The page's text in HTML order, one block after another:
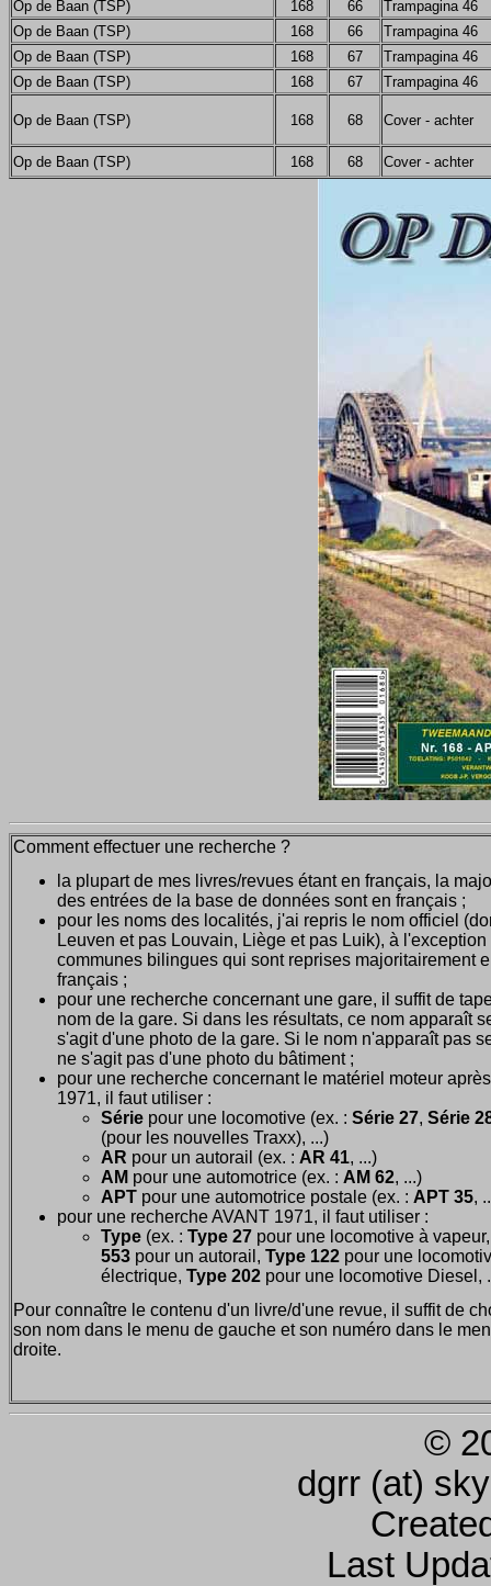
Op de Baan (TSP) 168 66
Trampagina 46
Op de Baan (TSP)
168 66
Trampagina 46
Op de Baan (TSP)
168 67
Trampagina 46
Op de Baan (TSP)
168 67 Trampagina 46
Op de Baan (TSP) 168 68 Cover - achter
Op de Baan (TSP) 168 68 Cover - achter
Comment effectuer une recherche ?
la plupart de mes livres/revues étant en français, la
des entrées de la base de données sont en français ;
pour les noms des localités, j'ai repris le nom officiel
Leuven et pas Louvain, Liège et pas Luik), à l'exception
communes bilingues qui sont reprises majoritairement
français ;
pour une recherche concernant une gare, il suffit de
nom de la gare. Si dans les résultats, ce nom apparaît
s'agit d'une photo de la gare. Si le nom n'apparaît pas
ne s'agit pas d'une photo du bâtiment ;
pour une recherche concernant le matériel moteur après
1971, il faut utiliser :
Série pour une locomotive (ex. : Série 27, Série
(pour les nouvelles Traxx), ...)
AR pour un autorail (ex. : AR 41, ...)
AM pour une automotrice (ex. : AM 62, ...)
APT pour une automotrice postale (ex. : APT 35,
pour une recherche AVANT 1971, il faut utiliser :
Type (ex. : Type 27 pour une locomotive à
553 pour un autorail, Type 122 pour une
électrique, Type 202 pour une locomotive Diesel,
Pour connaître le contenu d'un livre/d'une revue, il suffit de
son nom dans le menu de gauche et son numéro dans le
droite.
©
dgrr (at)
Last